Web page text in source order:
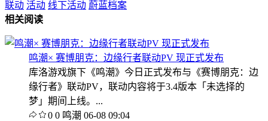
联动 活动 线下活动 蔚蓝档案
相关阅读
鸣潮× 赛博朋克：边缘行者联动PV 现正式发布
库洛游戏旗下《鸣潮》今日正式发布与《赛博朋克：边
缘行者》联动PV，联动内容将于3.4版本「未选择的
梦」期间上线。...
0 0 鸣潮 06-08 09:04